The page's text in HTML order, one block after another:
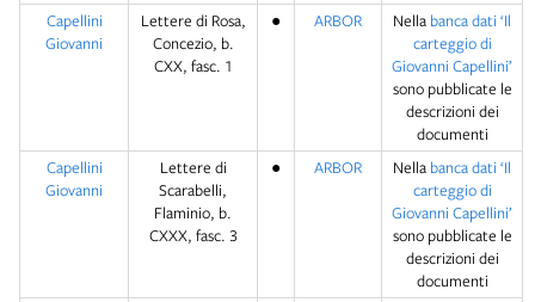
Capellini
Giovanni
Lettere di Rosa,
Concezio, b.
CXX, fasc. 1
● ARBOR Nella banca dati ‘Il
carteggio di
Giovanni Capellini’
sono pubblicate le
descrizioni dei
documenti
Capellini
Giovanni
Lettere di
Scarabelli,
Flaminio, b.
CXXX, fasc. 3
● ARBOR Nella banca dati ‘Il
carteggio di
Giovanni Capellini’
sono pubblicate le
descrizioni dei
documenti